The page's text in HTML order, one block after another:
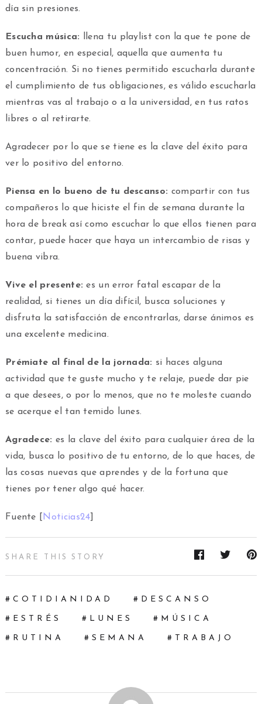
día sin presiones.
Escucha música: llena tu playlist con la que te pone de
buen humor, en especial, aquella que aumenta tu
concentración. Si no tienes permitido escucharla durante
el cumplimiento de tus obligaciones, es válido escucharla
mientras vas al trabajo o a la universidad, en tus ratos
libres o al retirarte.
Agradecer por lo que se tiene es la clave del éxito para
ver lo positivo del entorno.
Piensa en lo bueno de tu descanso: compartir con tus
compañeros lo que hiciste el fin de semana durante la
hora de break así como escuchar lo que ellos tienen para
contar, puede hacer que haya un intercambio de risas y
buena vibra.
Vive el presente:es un error fatal escapar de la
realidad, si tienes un día difícil, busca soluciones y
disfruta la satisfacción de encontrarlas, darse ánimos es
una excelente medicina.
Prémiate al final de la jornada: si haces alguna
actividad que te guste mucho y te relaje, puede dar pie
a que desees, o por lo menos, que no te moleste cuando
se acerque el tan temido lunes.
Agradece: es la clave del éxito para cualquier área de la
vida, busca lo positivo de tu entorno, de lo que haces, de
las cosas nuevas que aprendes y de la fortuna que
tienes por tener algo qué hacer.
Fuente [ Noticias24
SHARE THIS STORY
COTIDIANIDAD DESCANSO
ESTRÉS LUNES MÚSICA
RUTINA SEMANA TRABAJO